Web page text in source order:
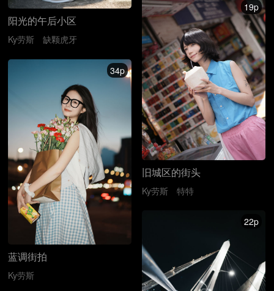
阳光的午后小区
Ky劳斯 缺颗虎牙
19p
旧城区的街头
Ky劳斯 特特
34p
蓝调街拍
Ky劳斯
22p